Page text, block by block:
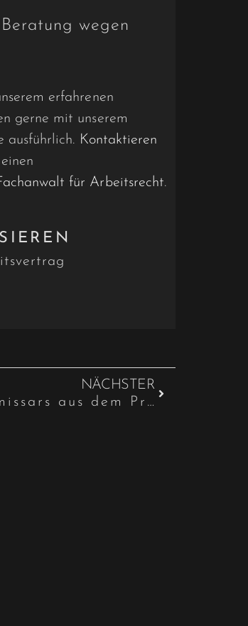
wegen
erfahrenen
gerne mit unserem
ausführlich. Kontaktieren
für Arbeitsrecht.
NÄCHSTER
Entlassung eines Polizeikommissars aus dem Probebeamtenverhältnis – fehlende charakterliche Eignung